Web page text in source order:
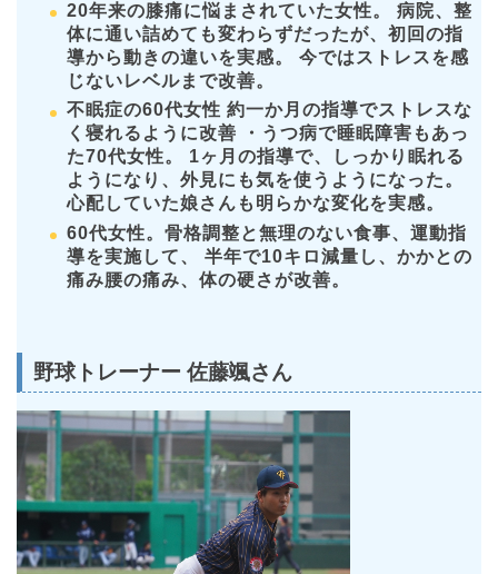
20年来の膝痛に悩まされていた女性。 病院、整
体に通い詰めても変わらずだったが、初回の指
導から動きの違いを実感。 今ではストレスを感
じないレベルまで改善。
不眠症の60代女性 約一か月の指導でストレスな
く寝れるように改善 ・うつ病で睡眠障害もあっ
た70代女性。 1ヶ月の指導で、しっかり眠れる
ようになり、外見にも気を使うようになった。
心配していた娘さんも明らかな変化を実感。
60代女性。骨格調整と無理のない食事、運動指
導を実施して、 半年で10キロ減量し、かかとの
痛み腰の痛み、体の硬さが改善。
野球トレーナー 佐藤颯さん